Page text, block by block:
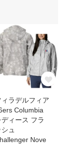
ィラデルフィア
Columbia
ディース フラ
シュ
Nove